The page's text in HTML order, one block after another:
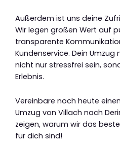
Außerdem ist uns deine
Wir legen großen Wert auf
transparente
Kundenservice. Dein
nicht nur stressfrei sein,
Erlebnis.
Vereinbare noch heute
Umzug von Villach nach
zeigen, warum wir das
für dich sind!